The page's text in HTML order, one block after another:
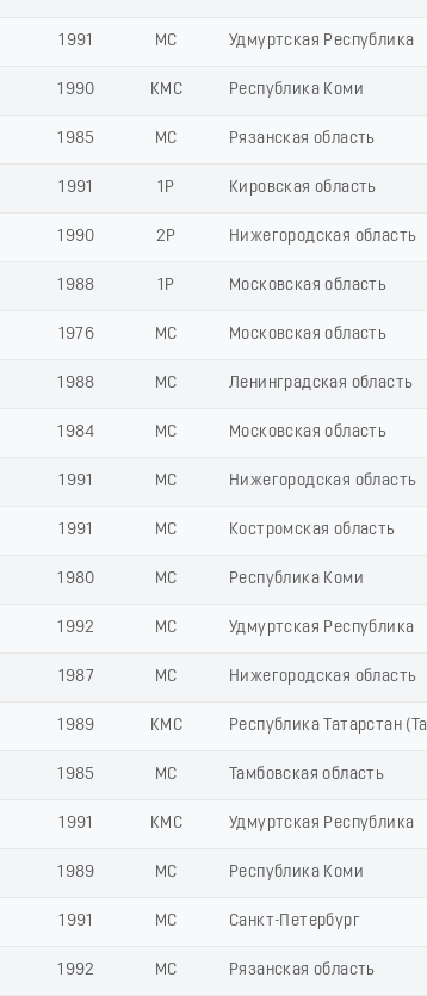
1991 МС Удмуртская Республика
1990 КМС Республика Коми
1985 МС Рязанская область
1991 1Р Кировская область
1990 2Р Нижегородская область
1988 1Р Московская область
1976 МС Московская область
1988 МС Ленинградская область
1984 МС Московская область
1991 МС Нижегородская область
1991 МС Костромская область
1980 МС Республика Коми
1992 МС Удмуртская Республика
1987 МС Нижегородская область
1989 КМС Республика Татарстан
1985 МС Тамбовская область
1991 КМС Удмуртская Республика
1989 МС Республика Коми
1991 МС Санкт-Петербург
1992 МС Рязанская область